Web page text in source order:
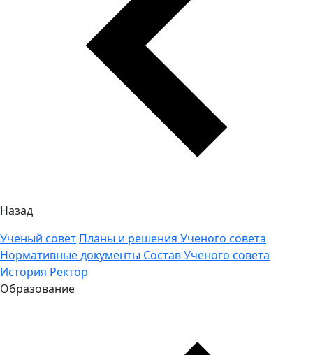
Назад
Ученый совет Планы и решения Ученого совета
Нормативные документы Состав Ученого совета
История Ректор
Образование